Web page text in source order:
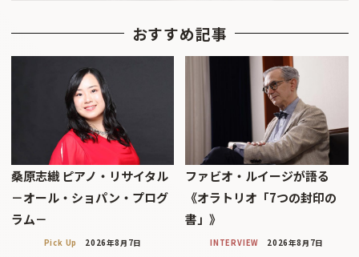
おすすめ記事
桑原志織 ピアノ・リサイタル
－オール・ショパン・プログ
ラム－
Pick Up 2026年8月7日
ファビオ・ルイージが語る
《オラトリオ「7つの封印の
書」》
INTERVIEW 2026年8月7日